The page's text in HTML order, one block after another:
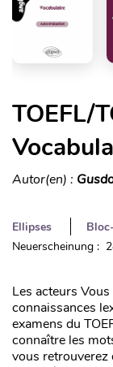
TOEFL/
Autor(en) :
Ellipses
Neuerscheinung :
Les acteurs
connaissances
examens du
connaître les
vous retrouverez